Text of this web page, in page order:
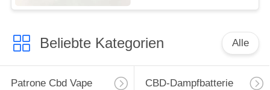
Beliebte Kategorien Alle
Patrone Cbd Vape CBD-Dampfbatterie